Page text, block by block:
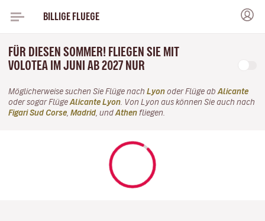
BILLIGE FLUEGE
FÜR DIESEN SOMMER! FLIEGEN SIE MIT
VOLOTEA IM JUNI AB 2027 NUR
Möglicherweise suchen Sie Flüge nach Lyon oder Flüge ab Alicante
oder sogar Flüge Alicante Lyon . Von Lyon aus können Sie auch nach
Figari Sud Corse Madrid , und Athen fliegen.